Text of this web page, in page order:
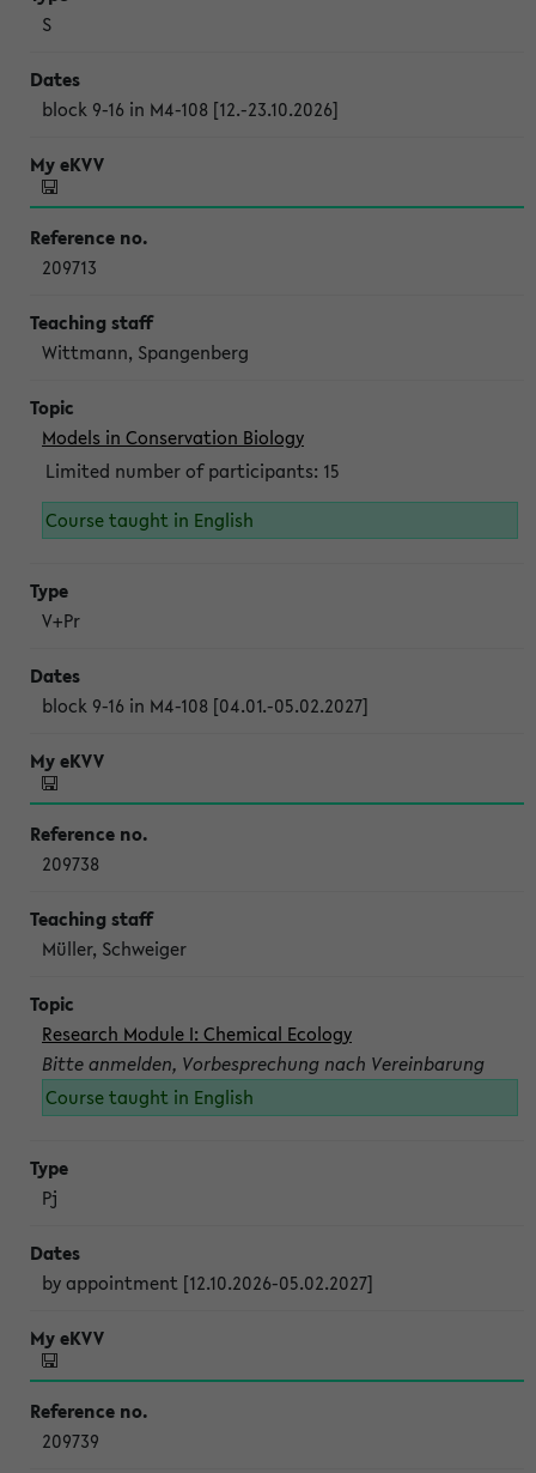
S
block 9-16 in M4-108 [12.-23.10.2026]
209713
Wittmann, Spangenberg
Models in Conservation Biology
Limited number of participants: 15
Course taught in English
V+Pr
block 9-16 in M4-108 [04.01.-05.02.2027]
209738
Müller, Schweiger
Research Module I: Chemical Ecology
Bitte anmelden, Vorbesprechung nach Vereinbarung
Course taught in English
Pj
by appointment [12.10.2026-05.02.2027]
209739